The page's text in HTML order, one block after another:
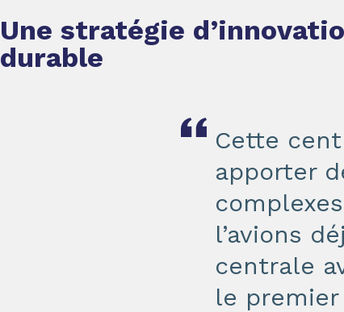
Une stratégie
durable
Cette
apporter
l’avions
centrale
le